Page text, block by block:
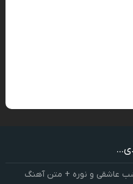
عاشقی و نوره + متن آهنگ